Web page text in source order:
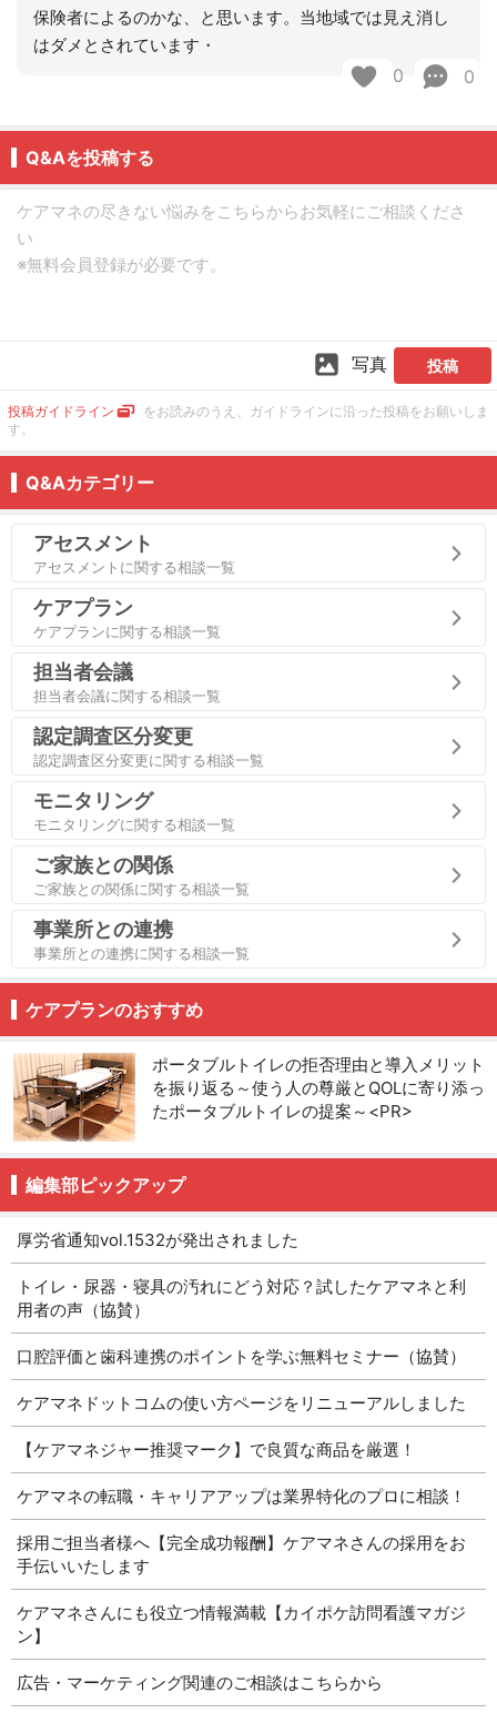
保険者によるのかな、と思います。当地域では見え消し
はダメとされています・
0 0
Q&Aを投稿する
写真 投稿
投稿ガイドライン
をお読みのうえ、ガイドラインに沿った投稿をお願いしま
す。
Q&Aカテゴリー
アセスメント
アセスメントに関する相談一覧
ケアプラン
ケアプランに関する相談一覧
担当者会議
担当者会議に関する相談一覧
認定調査区分変更
認定調査区分変更に関する相談一覧
モニタリング
モニタリングに関する相談一覧
ご家族との関係
ご家族との関係に関する相談一覧
事業所との連携
事業所との連携に関する相談一覧
ケアプランのおすすめ
ポータブルトイレの拒否理由と導入メリット
を振り返る～使う人の尊厳とQOLに寄り添っ
たポータブルトイレの提案～<PR>
編集部ピックアップ
厚労省通知vol.1532が発出されました
トイレ・尿器・寝具の汚れにどう対応？試したケアマネと利
用者の声（協賛）
口腔評価と歯科連携のポイントを学ぶ無料セミナー（協賛）
ケアマネドットコムの使い方ページをリニューアルしました
【ケアマネジャー推奨マーク】で良質な商品を厳選！
ケアマネの転職・キャリアアップは業界特化のプロに相談！
採用ご担当者様へ【完全成功報酬】ケアマネさんの採用をお
手伝いいたします
ケアマネさんにも役立つ情報満載【カイポケ訪問看護マガジ
ン】
広告・マーケティング関連のご相談はこちらから